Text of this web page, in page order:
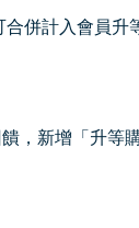
合併計入會員升
，新增「升等